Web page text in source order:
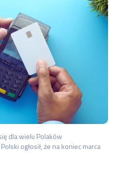
dla wielu Polaków
ogłosił, że na koniec marca